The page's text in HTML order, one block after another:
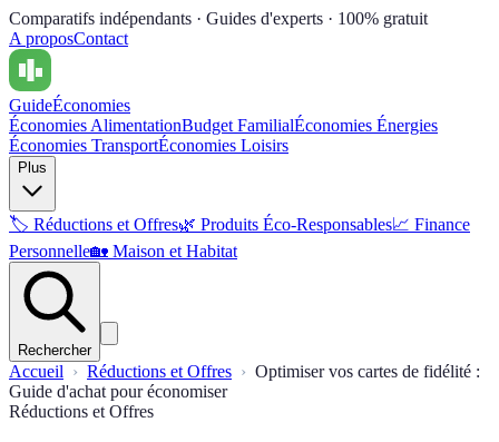
Comparatifs indépendants · Guides d'experts · 100% gratuit
A proposContact
GuideÉconomies
Économies AlimentationBudget FamilialÉconomies Énergies
Économies TransportÉconomies Loisirs
Plus
🏷️ Réductions et Offres🌿 Produits Éco-Responsables📈 Finance
Personnelle🏡 Maison et Habitat
Rechercher
Accueil Réductions et Offres
Optimiser vos cartes de fidélité :
Guide d'achat pour économiser
Réductions et Offres